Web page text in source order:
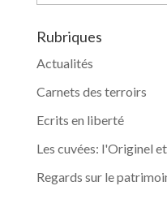
Rubriques
Actualités
Carnets des terroirs
Ecrits en liberté
Les cuvées: l'Originel
Regards sur le